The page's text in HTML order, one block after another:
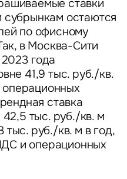
ставки
остаются
по офисному
в Москва-Сити
года
41,9 тыс. руб./кв.
ставка
тыс. руб./кв. м
тыс. руб./кв. м в год,
и операционных